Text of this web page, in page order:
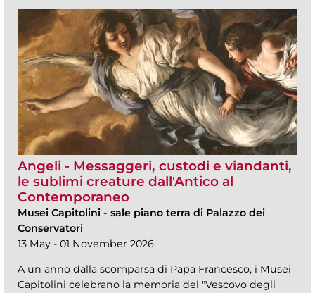
Angeli - Messaggeri, custodi e viandanti,
le sublimi creature dall'Antico al
Contemporaneo
Musei Capitolini - sale piano terra di Palazzo dei
Conservatori
13 May - 01 November 2026
A un anno dalla scomparsa di Papa Francesco, i Musei
Capitolini celebrano la memoria del "Vescovo degli